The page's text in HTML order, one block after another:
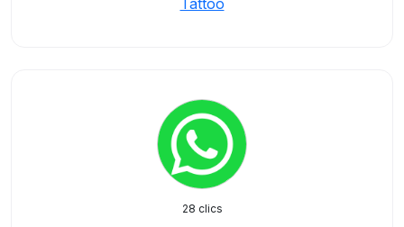
Tattoo
28 clics